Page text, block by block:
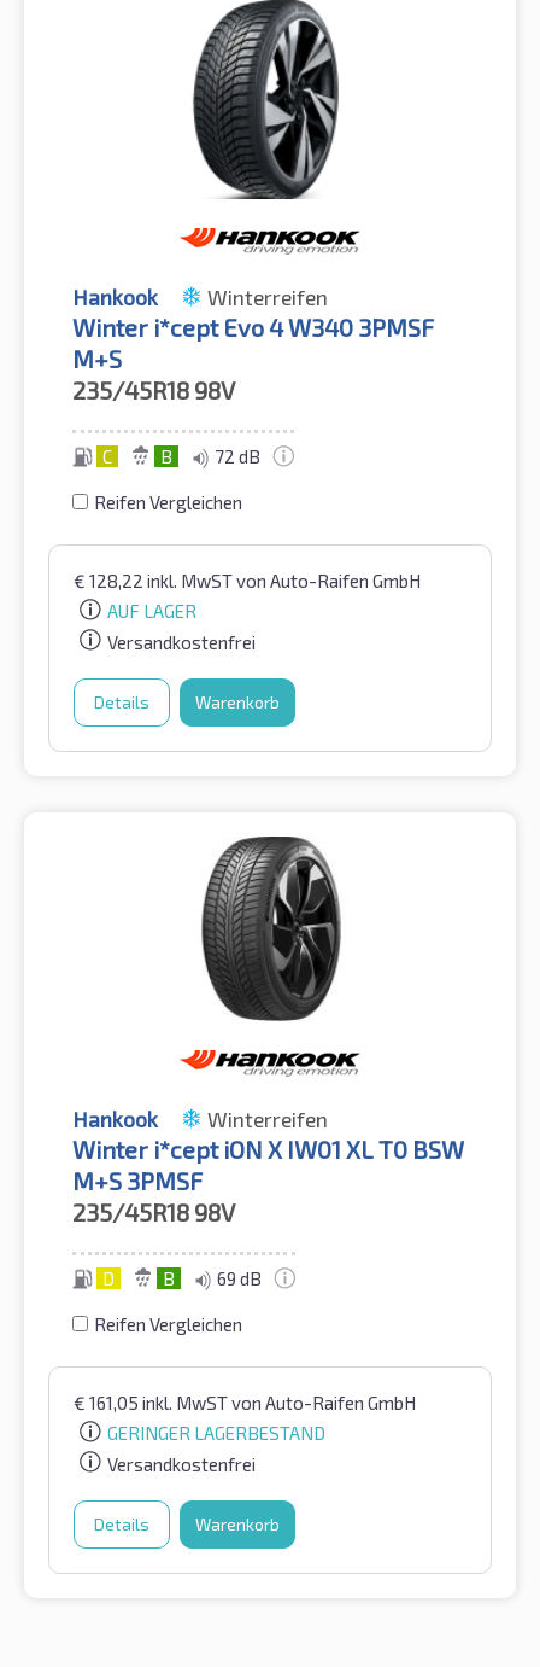
Hankook Winterreifen
Winter i*cept Evo 4 W340 3PMSF
M+S
235/45R18 98V
C B 72 dB
Reifen Vergleichen
€ 128,22 inkl. MwSTvon Auto-Raifen GmbH
AUF LAGER
Versandkostenfrei
Details Warenkorb
Hankook Winterreifen
Winter i*cept iON X IW01 XL T0 BSW
M+S 3PMSF
235/45R18 98V
D B 69 dB
Reifen Vergleichen
€ 161,05 inkl. MwSTvon Auto-Raifen GmbH
GERINGER LAGERBESTAND
Versandkostenfrei
Details Warenkorb